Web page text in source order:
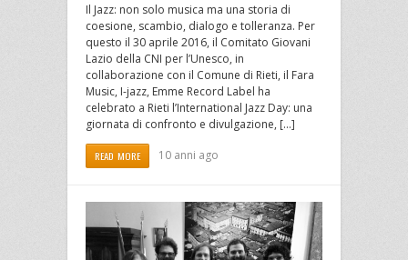
Il Jazz: non solo musica ma una storia di
coesione, scambio, dialogo e tolleranza. Per
questo il 30 aprile 2016, il Comitato Giovani
Lazio della CNI per l’Unesco, in
collaborazione con il Comune di Rieti, il Fara
Music, I-jazz, Emme Record Label ha
celebrato a Rieti l’International Jazz Day: una
giornata di confronto e divulgazione, […]
READ MORE 10 anni ago